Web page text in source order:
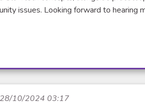
issues. Looking forward to
10/2024 03:17